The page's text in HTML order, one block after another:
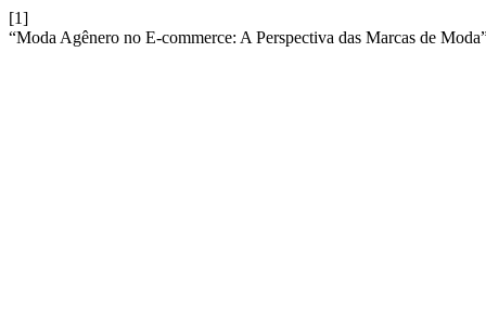
[1]
“Moda Agênero no E-commerce: A Perspectiva das Marcas de